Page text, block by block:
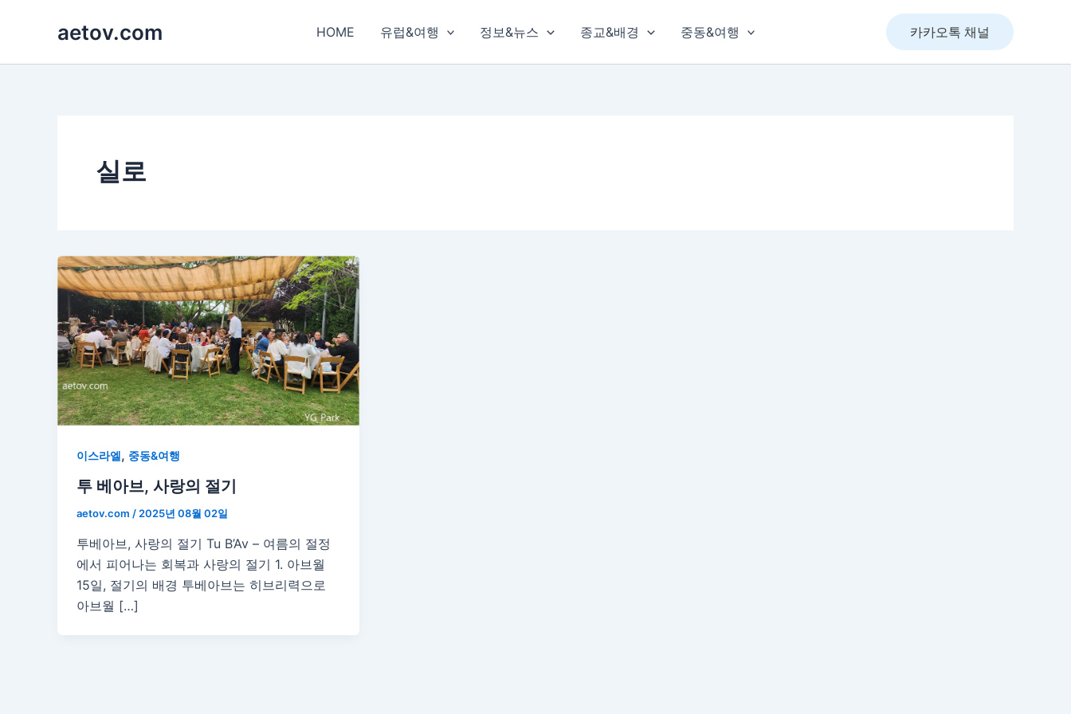
aetov.com HOME 유럽&여행 정보&뉴스 종교&배경 중동&여행 카카오톡 채널
실로
이스라엘, 중동&여행
투 베아브, 사랑의 절기
aetov.com /2025년 08월 02일
투베아브, 사랑의 절기 Tu B’Av – 여름의 절정
에서 피어나는 회복과 사랑의 절기 1. 아브월
15일, 절기의 배경 투베아브는 히브리력으로
아브월 […]